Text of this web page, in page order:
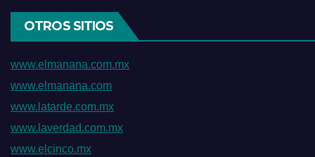
OTROS SITIOS
www.elmanana.com.mx
www.elmanana.com
www.latarde.com.mx
www.laverdad.com.mx
www.elcinco.mx